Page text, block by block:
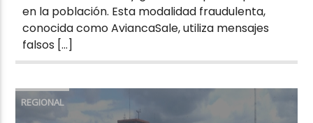
en la población. Esta modalidad fraudulenta,
conocida como AviancaSale, utiliza mensajes
falsos […]
REGIONAL